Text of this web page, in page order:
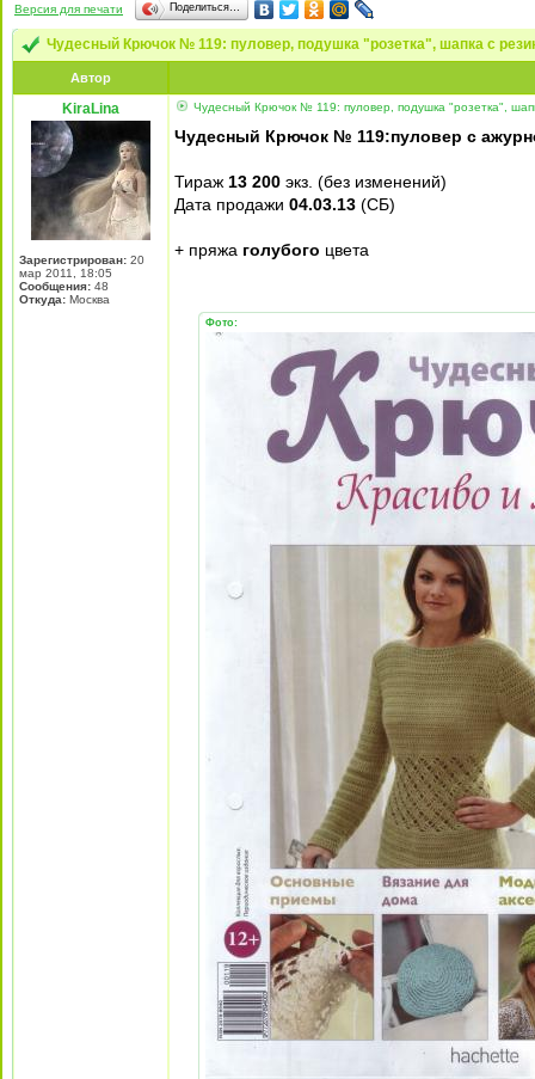
Версия для печати Поделиться…
Чудесный Крючок № 119: пуловер, подушка "розетка", шапка с
Автор
KiraLina
Зарегистрирован: 20
мар 2011, 18:05
Сообщения: 48
Откуда: Москва
Чудесный Крючок № 119: пуловер, подушка "розетка",
Чудесный Крючок № 119:пуловер с
Тираж 13 200 экз. (без изменений)
Дата продажи 04.03.13 (СБ)
+ пряжа голубого цвета
Фото: